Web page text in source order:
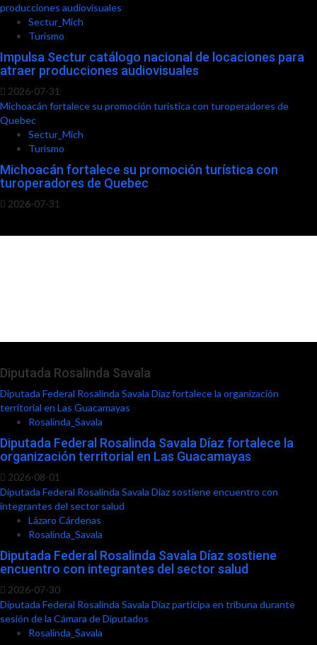
producciones audiovisuales
Sectur_Mich
Turismo
Impulsa Sectur catálogo nacional de locaciones para
atraer producciones audiovisuales
2026-07-31
Michoacán fortalece su promoción turística con turoperadores de
Quebec
Sectur_Mich
Turismo
Michoacán fortalece su promoción turística con
turoperadores de Quebec
2026-07-31
Diputada Rosalinda Savala
Diputada Federal Rosalinda Savala Díaz fortalece la organización
territorial en Las Guacamayas
Rosalinda_Savala
Diputada Federal Rosalinda Savala Díaz fortalece la
organización territorial en Las Guacamayas
2026-08-01
Diputada Federal Rosalinda Savala Díaz sostiene encuentro con
integrantes del sector salud
Lázaro Cárdenas
Rosalinda_Savala
Diputada Federal Rosalinda Savala Díaz sostiene
encuentro con integrantes del sector salud
2026-07-30
Diputada Federal Rosalinda Savala Díaz participa en tribuna durante
sesión de la Cámara de Diputados
Rosalinda_Savala